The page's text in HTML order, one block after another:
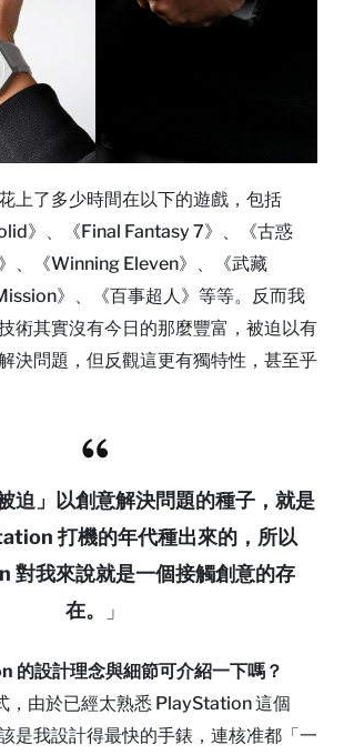
上了多少時間在以下的遊戲，包括
》、《Final Fantasy 7》、《古惑
、《Winning Eleven》、《武藏
》、《百事超人》等等。反而我
術其實沒有今日的那麼豐富，被迫以有
決問題，但反觀這更有獨特性，甚至乎
迫」以創意解決問題的種子，就是
打機的年代種出來的，所以
對我來說就是一個接觸創意的存
在。
」
的設計理念與細節可介紹一下嗎？
，由於已經太熟悉 PlayStation 這個
是我設計得最快的手錶，連核准都「一